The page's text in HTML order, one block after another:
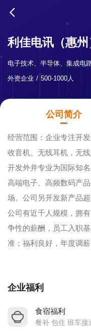
利佳电讯（惠州
电子技术、半导体、集成电
外资企业
500-1000人
公司简介
经营范围：企业专注开
收音机、无线耳机，无
开发外并专业为国际知
高端电子、高频数码产
场。公司另开发新产品
公司有近千人规模，拥
争性的薪酬，员工入职
准；福利良好，年度调
司设有蓝球场、羽毛球
免费夜霄发放，员工住
日会，每年举办台球、
企业福利
食宿福利
餐补 包住 班车接